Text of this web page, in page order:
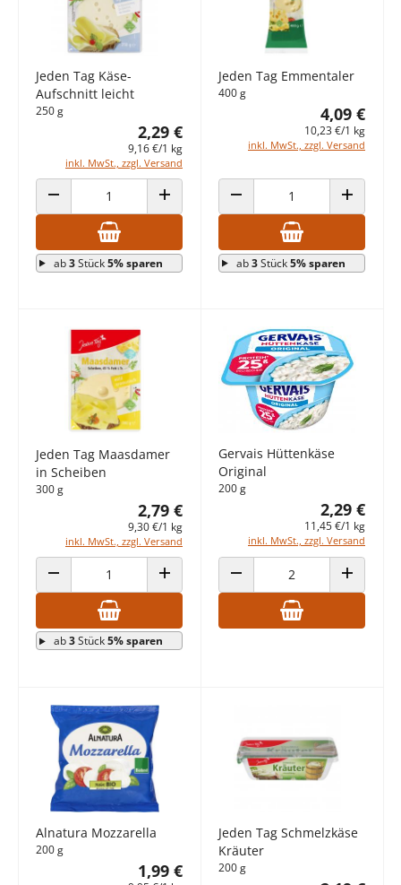
Jeden Tag Käse-
Aufschnitt leicht
250 g
2,29 €
9,16 €/1 kg
inkl. MwSt., zzgl. Versand
ANZAHL VERRINGERN ANZAHL ERHÖHEN
ab3Stück5% sparen
Jeden Tag Emmentaler
400 g
4,09 €
10,23 €/1 kg
inkl. MwSt., zzgl. Versand
ANZAHL VERRINGERN ANZAHL
ab3Stück5% sparen
Jeden Tag Maasdamer
in Scheiben
300 g
2,79 €
9,30 €/1 kg
inkl. MwSt., zzgl. Versand
ANZAHL VERRINGERN ANZAHL ERHÖHEN
ab3Stück5% sparen
Gervais Hüttenkäse
Original
200 g
2,29 €
11,45 €/1 kg
inkl. MwSt., zzgl. Versand
ANZAHL VERRINGERN ANZAHL
Alnatura Mozzarella
200 g
1,99 €
Jeden Tag Schmelzkäse
Kräuter
200 g